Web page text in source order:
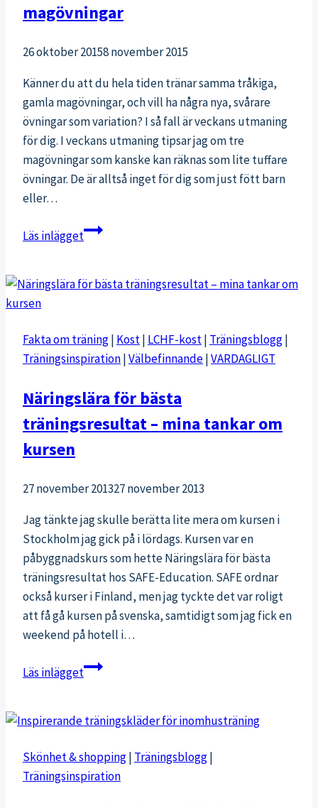
magövningar
26 oktober 20158 november 2015
Känner du att du hela tiden tränar samma tråkiga,
gamla magövningar, och vill ha några nya, svårare
övningar som variation? I så fall är veckans utmaning
för dig. I veckans utmaning tipsar jag om tre
magövningar som kanske kan räknas som lite tuffare
övningar. De är alltså inget för dig som just fött barn
eller…
Läs inläggetVeckans
tuffa
Fakta om träning| Kost| LCHF-kost| Träningsblogg|
Träningsinspiration|Välbefinnande|VARDAGLIGT
Näringslära för bästa
träningsresultat – mina tankar om
kursen
27 november 201327 november 2013
Jag tänkte jag skulle berätta lite mera om kursen i
Stockholm jag gick på i lördags. Kursen var en
påbyggnadskurs som hette Näringslära för bästa
träningsresultat hos SAFE-Education. SAFE ordnar
också kurser i Finland, men jag tyckte det var roligt
att få gå kursen på svenska, samtidigt som jag fick en
weekend på hotell i…
Läs inläggetNäringslära
träningsresultat
mina
tankar
Skönhet & shopping| Träningsblogg|
Träningsinspiration